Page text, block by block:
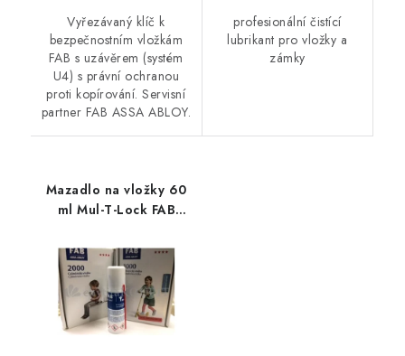
Vyřezávaný klíč k
bezpečnostním vložkám
FAB s uzávěrem (systém
U4) s právní ochranou
proti kopírování. Servisní
partner FAB ASSA ABLOY.
profesionální čistící
lubrikant pro vložky a
zámky
Mazadlo na vložky 60
ml Mul-T-Lock FAB